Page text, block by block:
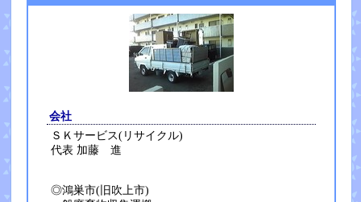
会社
ＳＫサービス(リサイクル)
代表 加藤 進
◎鴻巣市(旧吹上市)